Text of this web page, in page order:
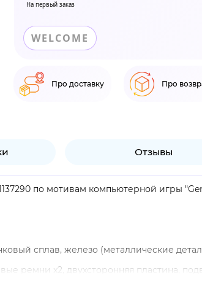
На первый заказ
WELCOME
Про доставку Про
Отзывы
по мотивам компьютерной игры
сплав, железо (металлические
ремни x2, двухсторонняя пластина,